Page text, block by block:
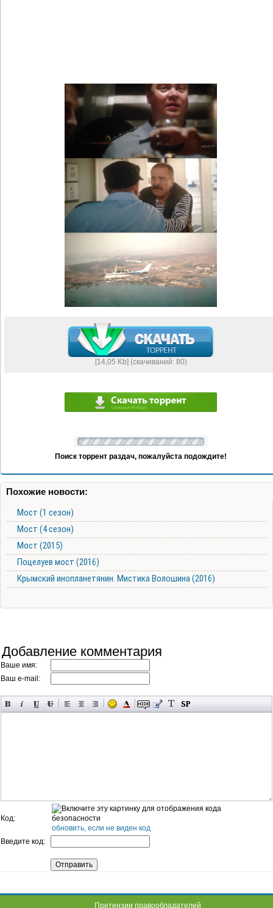
[14,05 Kb] (cкачиваний: 80)
Поиск торрент раздач, пожалуйста подождите!
Похожие новости:
Мост (1 сезон)
Мост (4 сезон)
Мост (2015)
Поцелуев мост (2016)
Крымский инопланетянин. Мистика Волошина (2016)
Добавление комментария
Ваше имя:
Ваш e-mail:
Код:
обновить, если не виден код
Введите код:
Претензии правообладателей